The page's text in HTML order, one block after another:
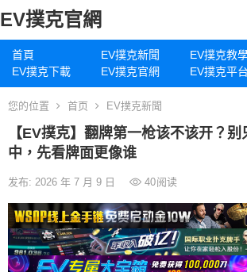
EV撲克官網
首頁 EV撲克新聞 EV撲克教
EV撲克下載
EV撲克官網 EV撲克平
您的位置 首页 EV撲克新聞
【EV撲克】翻牌第一枪该不该开？
中，先看牌面更像谁
发布: 2026 年 7 月 9 日 40阅读